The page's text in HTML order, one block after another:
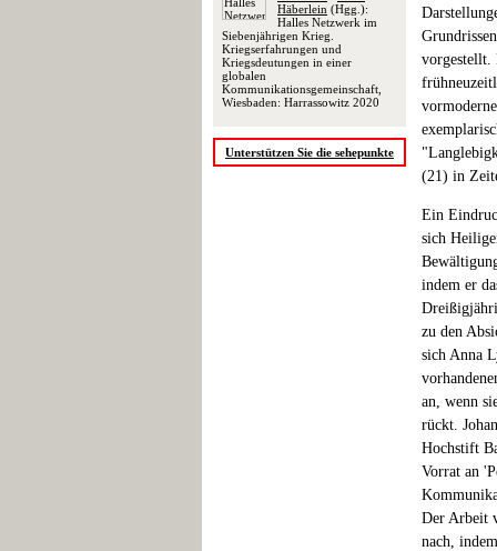
Häberlein (Hgg.):
Halles Netzwerk im
Siebenjährigen Krieg.
Kriegserfahrungen und
Kriegsdeutungen in einer
globalen
Kommunikationsgemeinschaft,
Wiesbaden: Harrassowitz 2020
Unterstützen Sie die sehepunkte
vorgestellt.
(21) in
Ein
sich
indem er
zu den
sich Anna
an, wenn
rückt.
Hochstift
Vorrat an
Der Arbeit
nach,